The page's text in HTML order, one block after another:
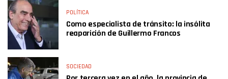
POLÍTICA
Como especialista de tránsito: la insólita
reaparición de Guillermo Francos
SOCIEDAD